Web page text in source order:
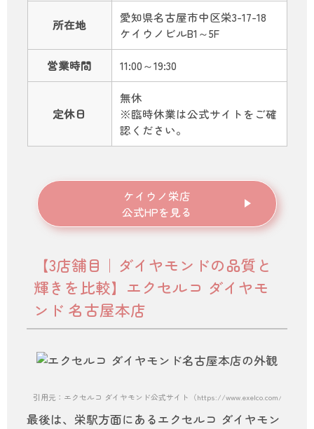
所在地
愛知県名古屋市中区栄3-17-18
ケイウノビルB1～5F
営業時間 11:00～19:30
定休日
無休
※臨時休業は公式サイトをご確
認ください。
ケイウノ栄店
公式HPを見る
【3店舗目｜ダイヤモンドの品質と
輝きを比較】エクセルコ ダイヤモ
ンド 名古屋本店
引用元：エクセルコ ダイヤモンド公式サイト（https://www.exelco.com/shop/
最後は、栄駅方面にあるエクセルコ ダイヤモン